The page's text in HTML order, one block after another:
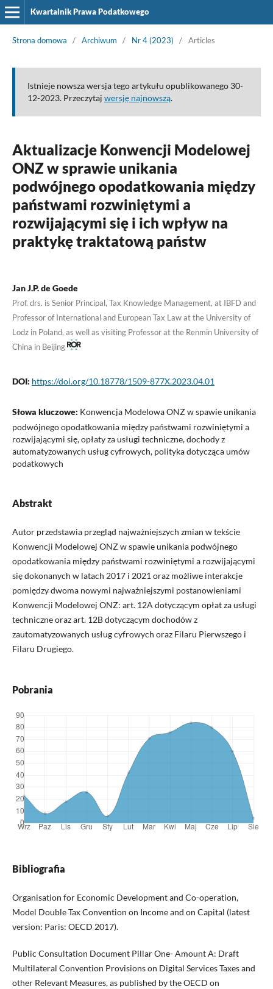
Kwartalnik Prawa Podatkowego
Strona domowa / Archiwum / Nr 4 (2023) / Articles
Istnieje nowsza wersja tego artykułu opublikowanego 30-
12-2023. Przeczytaj wersję najnowszą.
Aktualizacje Konwencji Modelowej
ONZ w sprawie unikania
podwójnego opodatkowania między
państwami rozwiniętymi a
rozwijającymi się i ich wpływ na
praktykę traktatową państw
Jan J.P. de Goede
Prof. drs. is Senior Principal, Tax Knowledge Management, at IBFD and
Professor of International and European Tax Law at the University of
Lodz in Poland, as well as visiting Professor at the Renmin University of
China in Beijing
DOI: https://doi.org/10.18778/1509-877X.2023.04.01
Słowa kluczowe: Konwencja Modelowa ONZ w spawie unikania
podwójnego opodatkowania między państwami rozwiniętymi a
rozwijającymi się, opłaty za usługi techniczne, dochody z
automatyzowanych usług cyfrowych, polityka dotycząca umów
podatkowych
Abstrakt
Autor przedstawia przegląd najważniejszych zmian w tekście
Konwencji Modelowej ONZ w spawie unikania podwójnego
opodatkowania między państwami rozwiniętymi a rozwijającymi
się dokonanych w latach 2017 i 2021 oraz możliwe interakcje
pomiędzy dwoma nowymi najważniejszymi postanowieniami
Konwencji Modelowej ONZ: art. 12A dotyczącym opłat za usługi
techniczne oraz art. 12B dotyczącym dochodów z
zautomatyzowanych usług cyfrowych oraz Filaru Pierwszego i
Filaru Drugiego.
Pobrania
Bibliografia
Organisation for Economic Development and Co-operation,
Model Double Tax Convention on Income and on Capital (latest
version: Paris: OECD 2017).
Public Consultation Document Pillar One- Amount A: Draft
Multilateral Convention Provisions on Digital Services Taxes and
other Relevant Measures, as published by the OECD on